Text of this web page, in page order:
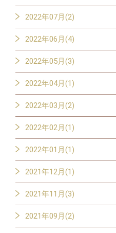
2022年07月(2)
2022年06月(4)
2022年05月(3)
2022年04月(1)
2022年03月(2)
2022年02月(1)
2022年01月(1)
2021年12月(1)
2021年11月(3)
2021年09月(2)